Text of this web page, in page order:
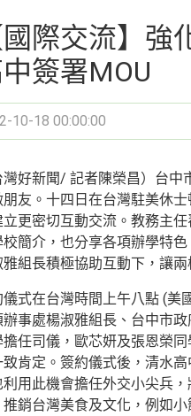
國際交流】
簽署MOU
10-18 00:00:00
灣好新聞/ 記者陳榮昌）台
朋友。十四日在台灣駐美休
立更密切互動交流。教務主
校簡介，也分享各項辦學特
組長積極協助互動下，讓
儀式在台灣時間上午八點 (美
辦事處楊淑雅組長、台中市
擔任司儀，歐芯妍及張恩榮
致肯定。簽約儀式後，清水
利用此機會擔任外交小尖兵
推銷台灣美食及文化，例如